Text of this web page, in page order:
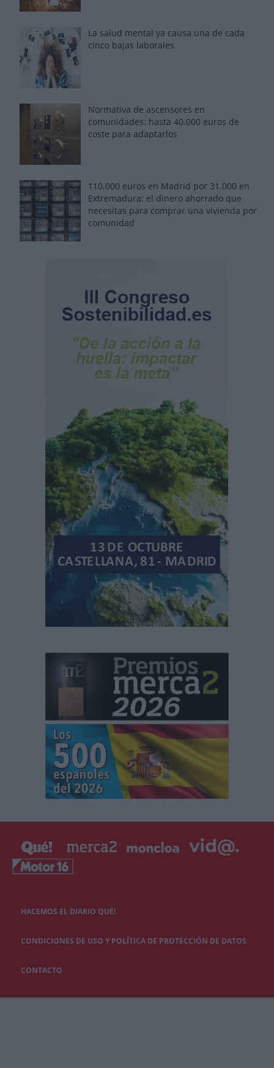
La salud mental ya causa una de cada
cinco bajas laborales
Normativa de ascensores en
comunidades: hasta 40.000 euros de
coste para adaptarlos
110.000 euros en Madrid por 31.000 en
Extremadura: el dinero ahorrado que
necesitas para comprar una vivienda por
comunidad
HACEMOS EL DIARIO QUÉ!
CONDICIONES DE USO Y POLÍTICA DE PROTECCIÓN DE DATOS
CONTACTO